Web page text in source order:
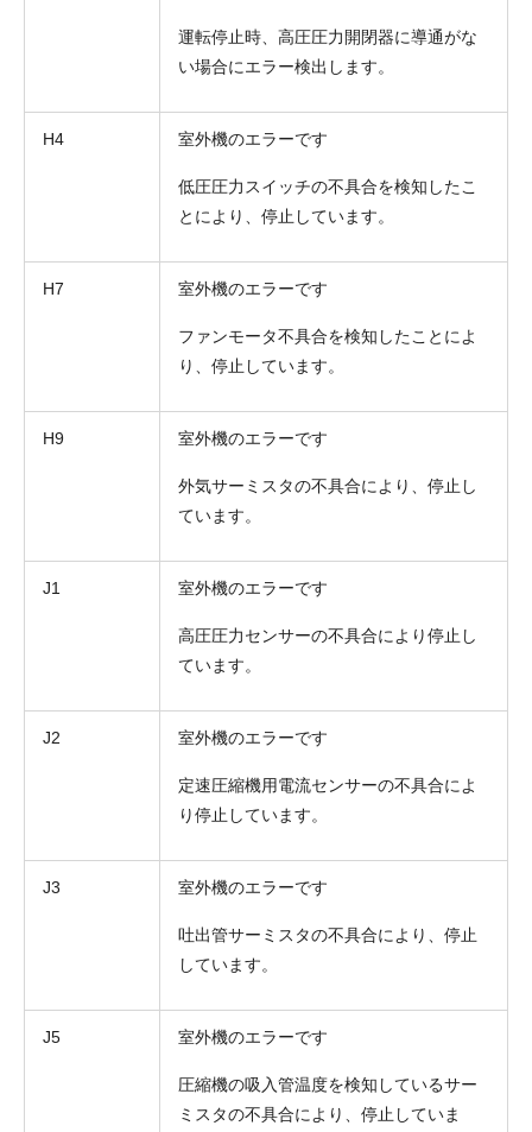
運転停止時、高圧圧力開閉器に導通がな
い場合にエラー検出します。
H4 室外機のエラーです
低圧圧力スイッチの不具合を検知したこ
とにより、停止しています。
H7 室外機のエラーです
ファンモータ不具合を検知したことによ
り、停止しています。
H9 室外機のエラーです
外気サーミスタの不具合により、停止し
ています。
J1 室外機のエラーです
高圧圧力センサーの不具合により停止し
ています。
J2 室外機のエラーです
定速圧縮機用電流センサーの不具合によ
り停止しています。
J3 室外機のエラーです
吐出管サーミスタの不具合により、停止
しています。
J5 室外機のエラーです
圧縮機の吸入管温度を検知しているサー
ミスタの不具合により、停止していま